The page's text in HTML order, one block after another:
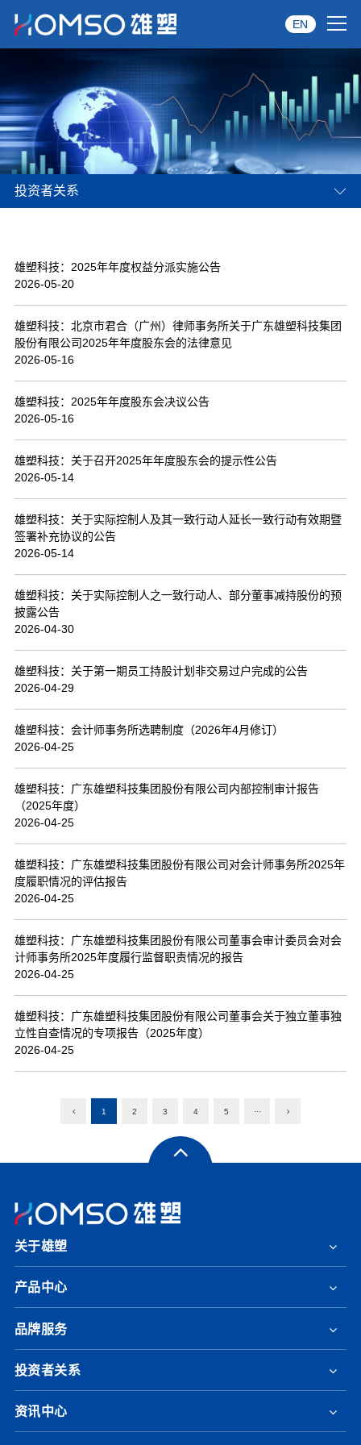
关于雄塑
产品中心
品牌服务
资讯中心
经典案例
联系我们
EN
投资者关系
雄塑科技：2025年年度权益分派实施公告
2026-05-20
雄塑科技：北京市君合（广州）律师事务所关于广东雄塑科技集团
股份有限公司2025年年度股东会的法律意见
2026-05-16
雄塑科技：2025年年度股东会决议公告
2026-05-16
雄塑科技：关于召开2025年年度股东会的提示性公告
2026-05-14
雄塑科技：关于实际控制人及其一致行动人延长一致行动有效期暨
签署补充协议的公告
2026-05-14
雄塑科技：关于实际控制人之一致行动人、部分董事减持股份的预
披露公告
2026-04-30
雄塑科技：关于第一期员工持股计划非交易过户完成的公告
2026-04-29
雄塑科技：会计师事务所选聘制度（2026年4月修订）
2026-04-25
雄塑科技：广东雄塑科技集团股份有限公司内部控制审计报告
（2025年度）
2026-04-25
雄塑科技：广东雄塑科技集团股份有限公司对会计师事务所2025年
度履职情况的评估报告
2026-04-25
雄塑科技：广东雄塑科技集团股份有限公司董事会审计委员会对会
计师事务所2025年度履行监督职责情况的报告
2026-04-25
雄塑科技：广东雄塑科技集团股份有限公司董事会关于独立董事独
立性自查情况的专项报告（2025年度）
2026-04-25
1 2 3 4 5 ···
关于雄塑
产品中心
品牌服务
投资者关系
资讯中心